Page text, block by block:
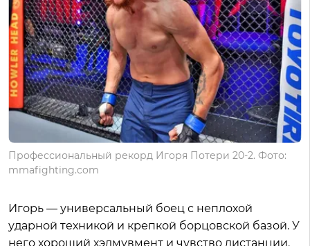
Профессиональный рекорд Игоря Потери 20-2. Фото:
mmafighting.com
Игорь — универсальный боец с неплохой
ударной техникой и крепкой борцовской базой. У
него хороший хэдмувмент и чувство дистанции.